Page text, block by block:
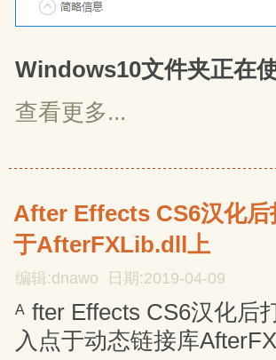
Windows10文件夹正在
查看更多...
After Effects CS6汉化后
于AfterFXLib.dll上
编辑:dnawo 日期:2019-04-09
A fter Effects CS6汉化后
入点于动态链接库